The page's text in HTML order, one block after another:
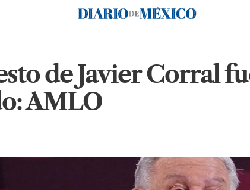
Diario de México
de Javier Corral
AMLO